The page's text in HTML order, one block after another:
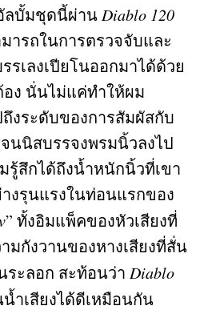
ลบั้มชุดนี้ผ่าน Diablo 120
ารถในการตรวจจับและ
เลงเปียโนออกมาได้ด้วย
ง นั่นไม่แค่ทำให้ผม
งระดับของการสัมผัสกับ
นนิสบรรจงพรมนิ้วลงไป
สึกได้ถึงน้ำหนักนิ้วที่เขา
งรุนแรงในท่อนแรกของ
” ทั้งอิมแพ็คของหัวเสียงที่
มกังวานของหางเสียงที่สั่น
ระลอก สะท้อนว่า Diablo
ำเสียงได้ดีเหมือนกัน